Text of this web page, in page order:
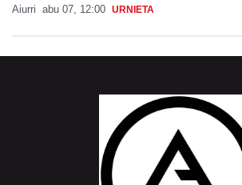
Aiurri abu 07, 12:00 URNIETA